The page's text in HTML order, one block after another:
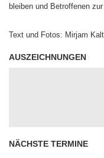
bleiben und Betroffenen
Text und Fotos: Mirjam
AUSZEICHNUNGEN
NÄCHSTE TERMINE